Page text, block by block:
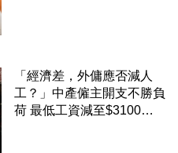
「經濟差，外傭應否減人
工？」中產僱主開支不勝負
荷 最低工資減至$3100蚊